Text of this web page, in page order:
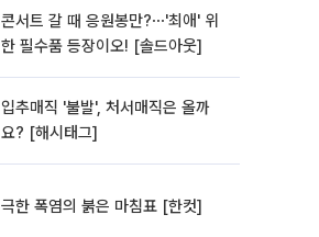
콘서트 갈 때 응원봉만?⋯'최애' 위
한 필수품 등장이오! [솔드아웃]
입추매직 '불발', 처서매직은 올까
요? [해시태그]
극한 폭염의 붉은 마침표 [한컷]